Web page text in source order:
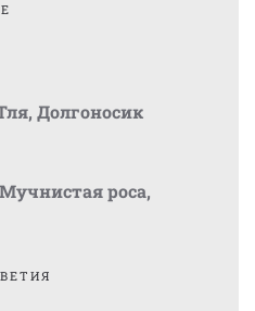
, Долгоносик
Мучнистая роса,